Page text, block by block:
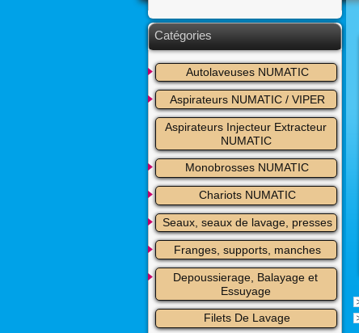
Catégories
Autolaveuses NUMATIC
Aspirateurs NUMATIC / VIPER
Aspirateurs Injecteur Extracteur
NUMATIC
Monobrosses NUMATIC
Chariots NUMATIC
Seaux, seaux de lavage, presses
Franges, supports, manches
Depoussierage, Balayage et
Essuyage
Filets De Lavage